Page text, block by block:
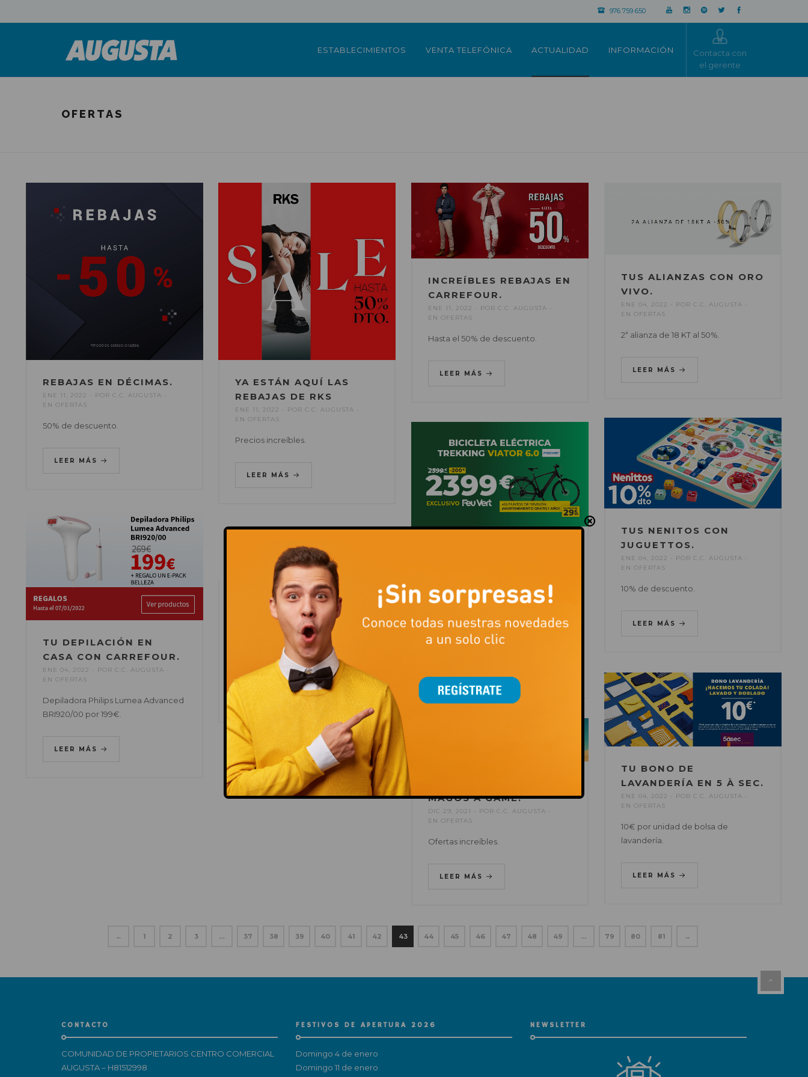
976 759 650
ESTABLECIMIENTOS VENTA TELEFÓNICA ACTUALIDAD INFORMACIÓN
Contacta con
el gerente
OFERTAS
REBAJAS EN DÉCIMAS.
ENE 11, 2022 POR C.C. AUGUSTA
EN OFERTAS
50% de descuento.
LEER MÁS
YA ESTÁN AQUÍ LAS
REBAJAS DE RKS
ENE 11, 2022 POR C.C. AUGUSTA
EN OFERTAS
Precios increíbles.
LEER MÁS
INCREÍBLES REBAJAS EN
CARREFOUR.
ENE 11, 2022 POR C.C. AUGUSTA
EN OFERTAS
Hasta el 50% de descuento.
LEER MÁS
TUS ALIANZAS CON ORO
VIVO.
ENE 04, 2022 POR C.C. AUGUSTA
EN OFERTAS
2ª alianza de 18 KT al 50%.
LEER MÁS
TUS NENITOS CON
JUGUETTOS.
ENE 04, 2022 POR C.C. AUGUSTA
EN OFERTAS
10% de descuento.
LEER MÁS
ENE 04, 2022 PORC.C. AUGUSTA
EN OFERTAS
Bicicleta eléctrica Trekking Viator
6.0 por 2399€.
TU DEPILACIÓN EN
CASA CON CARREFOUR.
ENE 04, 2022 POR C.C. AUGUSTA
EN OFERTAS
Depiladora Philips Lumea Advanced
BRI920/00 por 199€.
LEER MÁS
TUS GAFAS DE SOL EN
ALAIN AFFLELOU.
ENE 04, 2022 PORC.C. AUGUSTA
2º par por 1€ más.
LEER MÁS
TU BONO DE
LAVANDERÍA EN 5 À SEC.
ENE 04, 2022 POR C.C. AUGUSTA
EN OFERTAS
10€ por unidad de bolsa de
lavandería.
LEER MÁS
MAGOS A GAME.
DIC 29, 2021 POR C.C. AUGUSTA
EN OFERTAS
Ofertas increíbles.
LEER MÁS
← 1 2 3 … 37 38 39 40 41 42 43 44 45 46 47 48 49 … 79 80 81 →
CONTACTO
COMUNIDAD DE PROPIETARIOS CENTRO COMERCIAL
AUGUSTA – H81512998
FESTIVOS DE APERTURA 2026
Domingo 4 de enero
Domingo 11 de enero
NEWSLETTER
This popup will close in:15